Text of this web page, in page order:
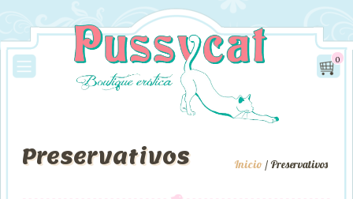
0
Inicio / Preservativos
Preservativos